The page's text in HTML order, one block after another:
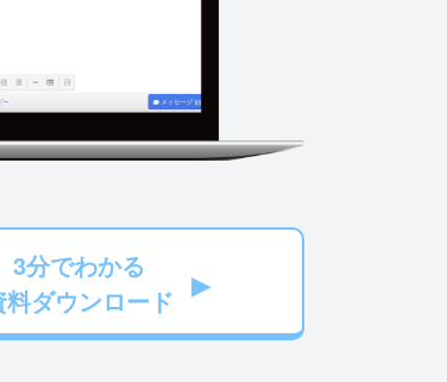
3分でわかる
料ダウンロード